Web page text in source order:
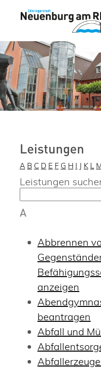
Leistungen
A B C D E F G H I J K L
Leistungen
A
Abbrennen
anzeigen
beantragen
Abfall und